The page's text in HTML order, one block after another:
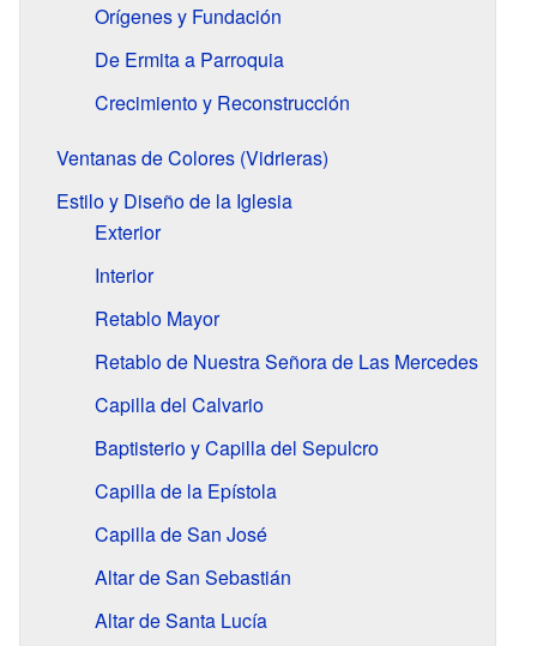
Orígenes y Fundación
De Ermita a Parroquia
Crecimiento y Reconstrucción
Ventanas de Colores (Vidrieras)
Estilo y Diseño de la Iglesia
Exterior
Interior
Retablo Mayor
Retablo de Nuestra Señora de Las Mercedes
Capilla del Calvario
Baptisterio y Capilla del Sepulcro
Capilla de la Epístola
Capilla de San José
Altar de San Sebastián
Altar de Santa Lucía